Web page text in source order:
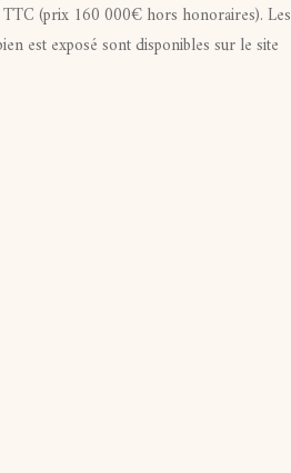
(prix 160 000€ hors honoraires). Les
est exposé sont disponibles sur le site